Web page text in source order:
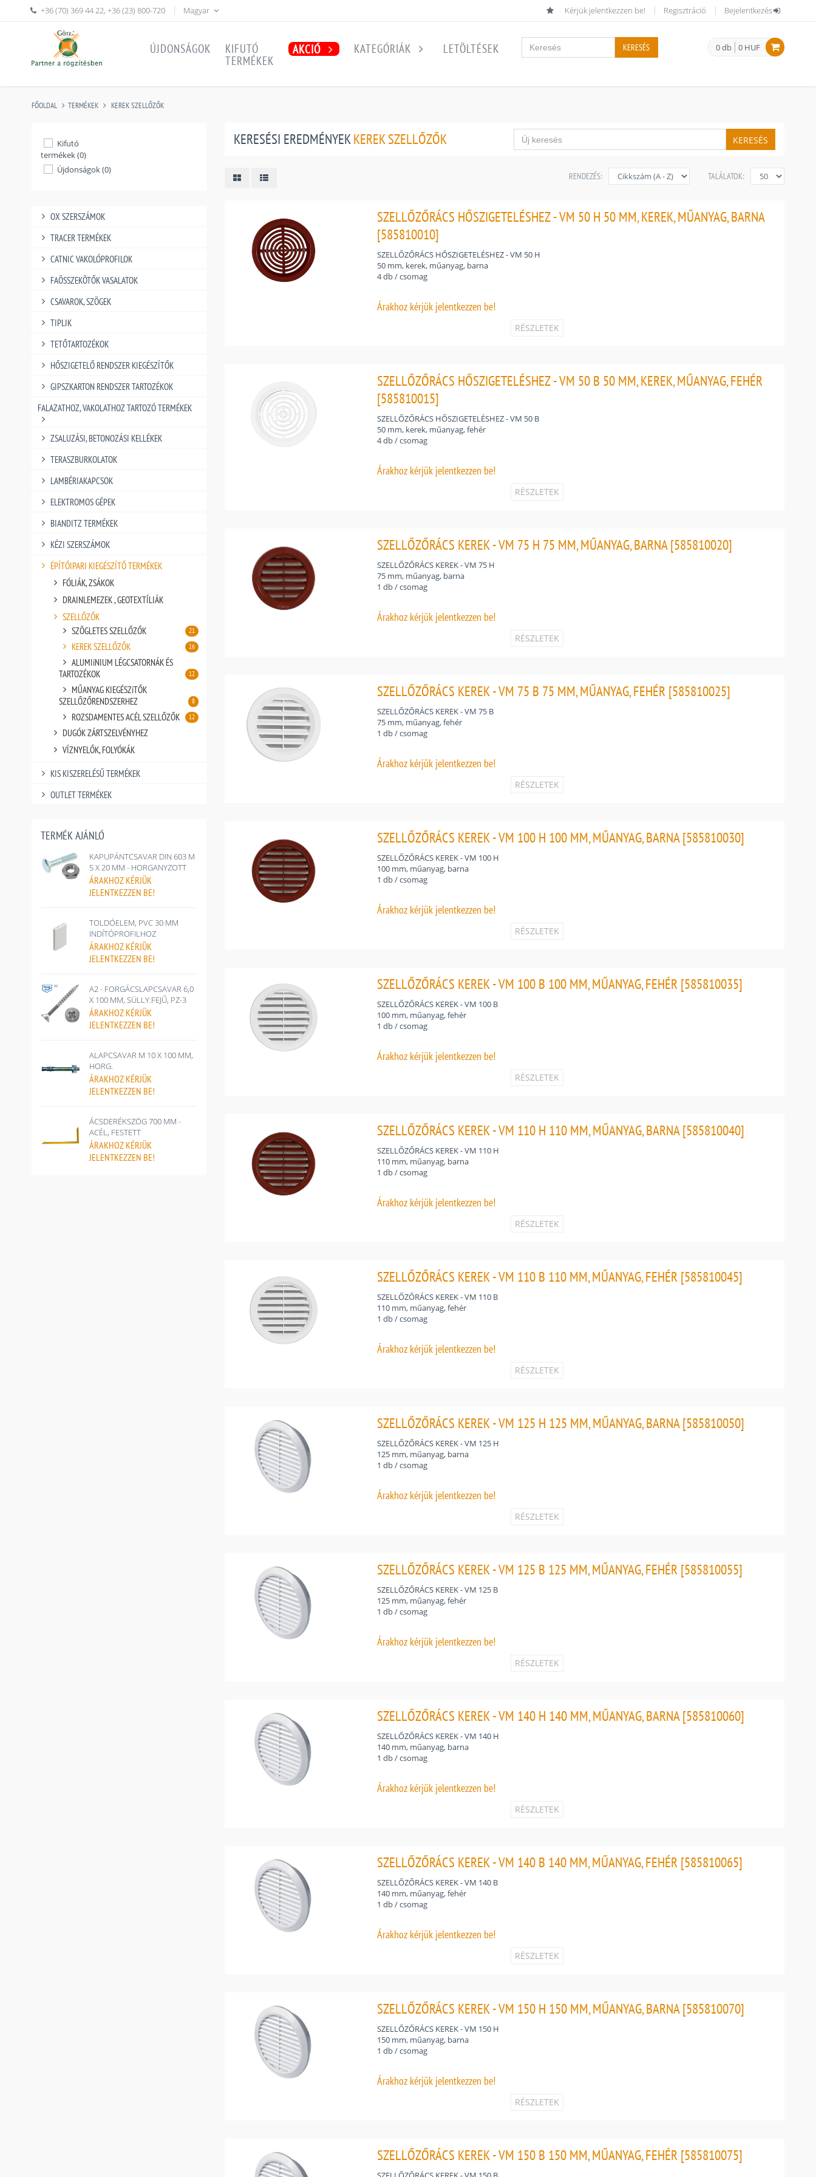
+36 (70) 369 44 22,+36 (23) 800-720 Magyar Kérjük jelentkezzen be! Regisztráció Bejelentkezés
0 db 0 HUF
ÚJDONSÁGOK
KIFUTÓ
TERMÉKEK
AKCIÓ KATEGÓRIÁK LETÖLTÉSEK KERESÉS
FŐOLDAL TERMÉKEK KEREK SZELLŐZŐK
Kifutó
termékek (0)
Újdonságok (0)
OX SZERSZÁMOK
TRACER TERMÉKEK
CATNIC VAKOLÓPROFILOK
FAÖSSZEKÖTŐK VASALATOK
CSAVAROK, SZÖGEK
TIPLIK
TETŐTARTOZÉKOK
HŐSZIGETELŐ RENDSZER KIEGÉSZÍTŐK
GIPSZKARTON RENDSZER TARTOZÉKOK
FALAZATHOZ, VAKOLATHOZ TARTOZÓ TERMÉKEK
ZSALUZÁSI, BETONOZÁSI KELLÉKEK
TERASZBURKOLATOK
LAMBÉRIAKAPCSOK
ELEKTROMOS GÉPEK
BIANDITZ TERMÉKEK
KÉZI SZERSZÁMOK
ÉPÍTŐIPARI KIEGÉSZÍTŐ TERMÉKEK
FÓLIÁK, ZSÁKOK
DRAINLEMEZEK , GEOTEXTÍLIÁK
SZELLŐZŐK
SZÖGLETES SZELLŐZŐK
21
KEREK SZELLŐZŐK 16
ALUMIíNIUM LÉGCSATORNÁK ÉS
TARTOZÉKOK
12
MŰANYAG KIEGÉSZíTŐK
SZELLŐZŐRENDSZERHEZ
8
ROZSDAMENTES ACÉL SZELLŐZŐK 12
DUGÓK ZÁRTSZELVÉNYHEZ
VÍZNYELŐK, FOLYÓKÁK
KIS KISZERELÉSŰ TERMÉKEK
OUTLET TERMÉKEK
TERMÉK AJÁNLÓ
KAPUPÁNTCSAVAR DIN 603 M
5 X 20 MM - HORGANYZOTT
ÁRAKHOZ KÉRJÜK
JELENTKEZZEN BE!
TOLDÓELEM, PVC 30 MM
INDÍTÓPROFILHOZ
ÁRAKHOZ KÉRJÜK
JELENTKEZZEN BE!
A2 - FORGÁCSLAPCSAVAR 6,0
X 100 MM, SÜLLY.FEJŰ, PZ-3
ÁRAKHOZ KÉRJÜK
JELENTKEZZEN BE!
ALAPCSAVAR M 10 X 100 MM,
HORG.
ÁRAKHOZ KÉRJÜK
JELENTKEZZEN BE!
ÁCSDERÉKSZÖG 700 MM -
ACÉL, FESTETT
ÁRAKHOZ KÉRJÜK
JELENTKEZZEN BE!
KERESÉSI EREDMÉNYEKKEREK SZELLŐZŐK KERESÉS
TALÁLATOK:
RENDEZÉS:
SZELLŐZŐRÁCS HŐSZIGETELÉSHEZ - VM 50 H 50 MM, KEREK, MŰANYAG, BARNA
[585810010]
SZELLŐZŐRÁCS HŐSZIGETELÉSHEZ - VM 50 H
50 mm, kerek, műanyag, barna
4 db / csomag
Árakhoz kérjük jelentkezzen be!
RÉSZLETEK
SZELLŐZŐRÁCS HŐSZIGETELÉSHEZ - VM 50 B 50 MM, KEREK, MŰANYAG, FEHÉR
[585810015]
SZELLŐZŐRÁCS HŐSZIGETELÉSHEZ - VM 50 B
50 mm, kerek, műanyag, fehér
4 db / csomag
Árakhoz kérjük jelentkezzen be!
RÉSZLETEK
SZELLŐZŐRÁCS KEREK - VM 75 H 75 MM, MŰANYAG, BARNA [585810020]
SZELLŐZŐRÁCS KEREK - VM 75 H
75 mm, műanyag, barna
1 db / csomag
Árakhoz kérjük jelentkezzen be!
RÉSZLETEK
SZELLŐZŐRÁCS KEREK - VM 75 B 75 MM, MŰANYAG, FEHÉR [585810025]
SZELLŐZŐRÁCS KEREK - VM 75 B
75 mm, műanyag, fehér
1 db / csomag
Árakhoz kérjük jelentkezzen be!
RÉSZLETEK
SZELLŐZŐRÁCS KEREK - VM 100 H 100 MM, MŰANYAG, BARNA [585810030]
SZELLŐZŐRÁCS KEREK - VM 100 H
100 mm, műanyag, barna
1 db / csomag
Árakhoz kérjük jelentkezzen be!
RÉSZLETEK
SZELLŐZŐRÁCS KEREK - VM 100 B 100 MM, MŰANYAG, FEHÉR [585810035]
SZELLŐZŐRÁCS KEREK - VM 100 B
100 mm, műanyag, fehér
1 db / csomag
Árakhoz kérjük jelentkezzen be!
RÉSZLETEK
SZELLŐZŐRÁCS KEREK - VM 110 H 110 MM, MŰANYAG, BARNA [585810040]
SZELLŐZŐRÁCS KEREK - VM 110 H
110 mm, műanyag, barna
1 db / csomag
Árakhoz kérjük jelentkezzen be!
RÉSZLETEK
SZELLŐZŐRÁCS KEREK - VM 110 B 110 MM, MŰANYAG, FEHÉR [585810045]
SZELLŐZŐRÁCS KEREK - VM 110 B
110 mm, műanyag, fehér
1 db / csomag
Árakhoz kérjük jelentkezzen be!
RÉSZLETEK
SZELLŐZŐRÁCS KEREK - VM 125 H 125 MM, MŰANYAG, BARNA [585810050]
SZELLŐZŐRÁCS KEREK - VM 125 H
125 mm, műanyag, barna
1 db / csomag
Árakhoz kérjük jelentkezzen be!
RÉSZLETEK
SZELLŐZŐRÁCS KEREK - VM 125 B 125 MM, MŰANYAG, FEHÉR [585810055]
SZELLŐZŐRÁCS KEREK - VM 125 B
125 mm, műanyag, fehér
1 db / csomag
Árakhoz kérjük jelentkezzen be!
RÉSZLETEK
SZELLŐZŐRÁCS KEREK - VM 140 H 140 MM, MŰANYAG, BARNA [585810060]
SZELLŐZŐRÁCS KEREK - VM 140 H
140 mm, műanyag, barna
1 db / csomag
Árakhoz kérjük jelentkezzen be!
RÉSZLETEK
SZELLŐZŐRÁCS KEREK - VM 140 B 140 MM, MŰANYAG, FEHÉR [585810065]
SZELLŐZŐRÁCS KEREK - VM 140 B
140 mm, műanyag, fehér
1 db / csomag
Árakhoz kérjük jelentkezzen be!
RÉSZLETEK
SZELLŐZŐRÁCS KEREK - VM 150 H 150 MM, MŰANYAG, BARNA [585810070]
SZELLŐZŐRÁCS KEREK - VM 150 H
150 mm, műanyag, barna
1 db / csomag
Árakhoz kérjük jelentkezzen be!
RÉSZLETEK
SZELLŐZŐRÁCS KEREK - VM 150 B 150 MM, MŰANYAG, FEHÉR [585810075]